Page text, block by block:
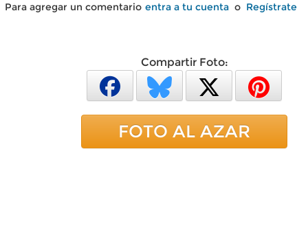
Para agregar un comentario entra a tu cuenta o Regístrate
Compartir Foto:
FOTO AL AZAR